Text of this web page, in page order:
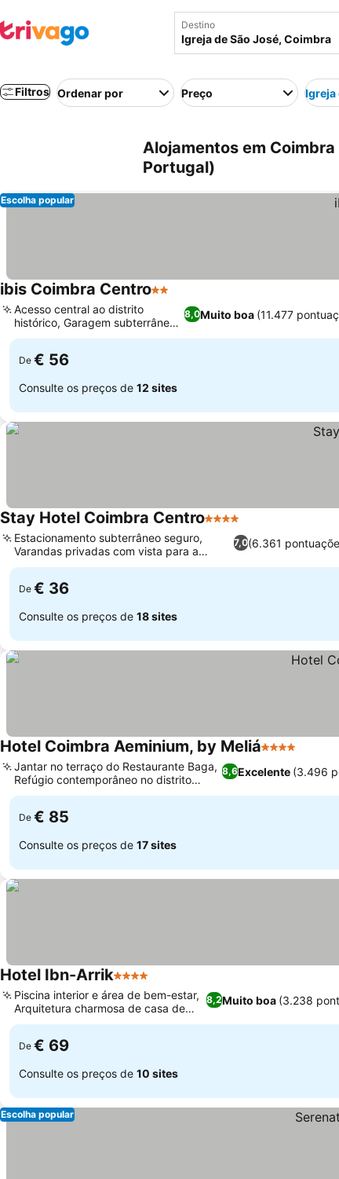
Destino
Filtros Ordenar por Preço Igreja
Alojamentos em
Portugal)
Escolha popular
ibis Coimbra Centro2 Estrelas
8,0Muito boa (11.477
Acesso central ao distrito
histórico, Garagem subterrânea
segura
De € 56
Consulte os preços de 12 sites
Stay Hotel Coimbra Centro4 Estrelas
7,0(6.361
Estacionamento subterrâneo seguro,
Varandas privadas com vista para a
cidade
De € 36
Consulte os preços de 18 sites
Hotel Coimbra Aeminium, by Meliá4 Estrelas
8,6Excelente (3.496
Jantar no terraço do Restaurante Baga,
Refúgio contemporâneo no distrito
acadêmico
De € 85
Consulte os preços de 17 sites
Hotel Ibn-Arrik4 Estrelas
8,2Muito boa (3.238
Piscina interior e área de bem-estar,
Arquitetura charmosa de casa de
época
De € 69
Consulte os preços de 10 sites
Escolha popular